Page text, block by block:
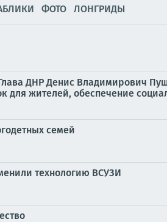
ФОТО ЛОНГРИДЫ
ДНР Денис Владимирович
жителей, обеспечение
семей
технологию ВСУЗИ